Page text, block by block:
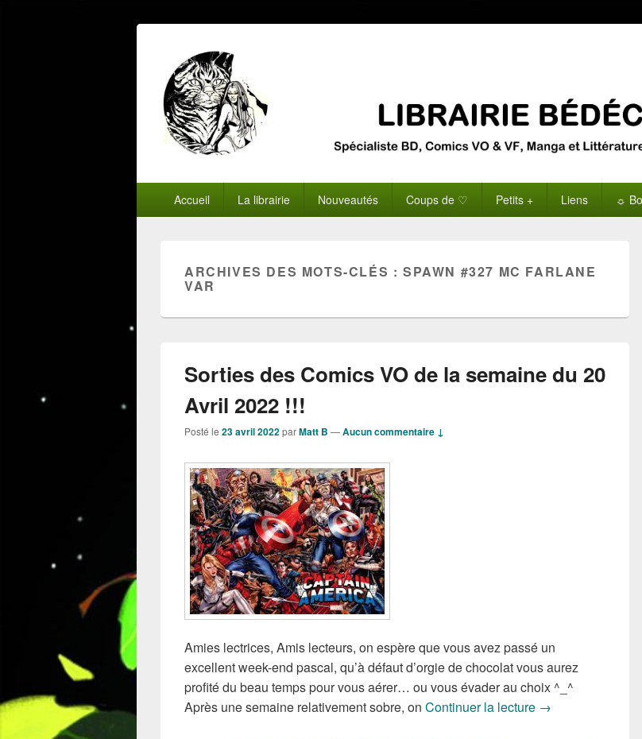
principalAccueil La librairie Nouveautés Coups de ♡ Petits + Liens ☼
ARCHIVES DES MOTS-CLÉS :SPAWN #327 MC FARLANE
VAR
Sorties des Comics VO de la semaine du 20
Avril 2022 !!!
Posté le 23 avril 2022parMatt B —Aucun commentaire ↓
Amies lectrices, Amis lecteurs, on espère que vous avez passé un
excellent week-end pascal, qu’à défaut d’orgie de chocolat vous aurez
profité du beau temps pour vous aérer… ou vous évader au choix ^_^
Après une semaine relativement sobre, on Continuer la lecture Sorties des
→